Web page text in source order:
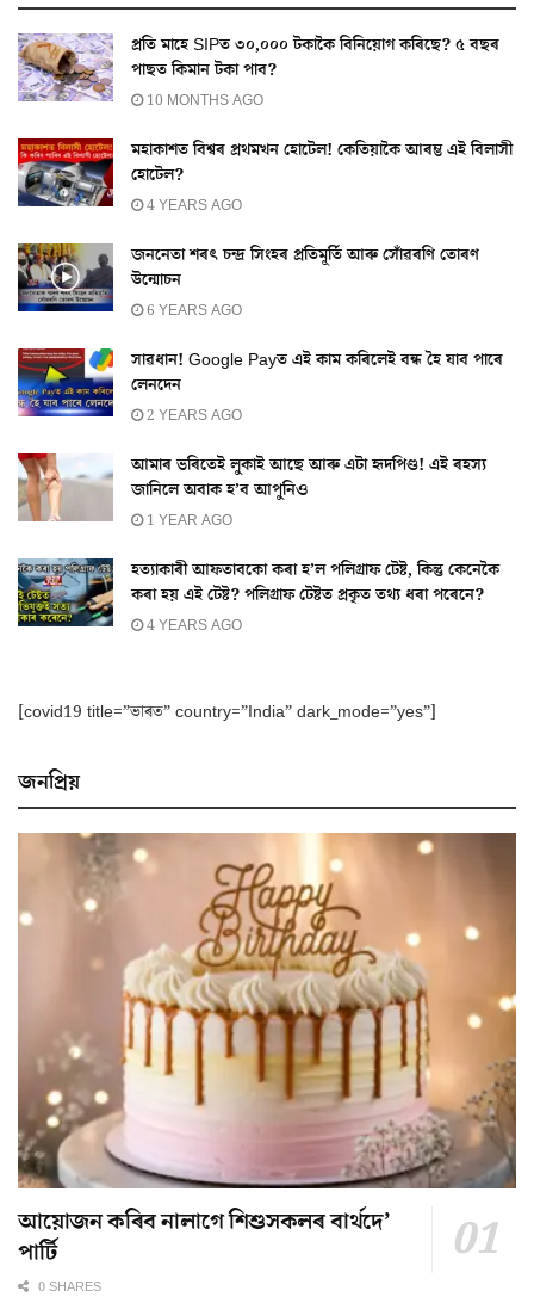
প্ৰতি মাহে SIPত ৩০,০০০ টকাকৈ বিনিয়োগ কৰিছে? ৫ বছৰ
পাছত কিমান টকা পাব?
10 MONTHS AGO
মহাকাশত বিশ্বৰ প্ৰথমখন হোটেল! কেতিয়াকৈ আৰম্ভ এই বিলাসী
হোটেল?
4 YEARS AGO
জননেতা শৰৎ চন্দ্ৰ সিংহৰ প্ৰতিমূৰ্তি আৰু সোঁৱৰণি তোৰণ
উন্মোচন
6 YEARS AGO
সাৱধান! Google Payত এই কাম কৰিলেই বন্ধ হৈ যাব পাৰে
লেনদেন
2 YEARS AGO
আমাৰ ভৰিতেই লুকাই আছে আৰু এটা হৃদপিণ্ড! এই ৰহস্য
জানিলে অবাক হ’ব আপুনিও
1 YEAR AGO
হত্যাকাৰী আফতাবকো কৰা হ’ল পলিগ্ৰাফ টেষ্ট, কিন্তু কেনেকৈ
কৰা হয় এই টেষ্ট? পলিগ্ৰাফ টেষ্টত প্ৰকৃত তথ্য ধৰা পৰেনে?
4 YEARS AGO
[covid19 title=”ভাৰত” country=”India” dark_mode=”yes”]
জনপ্ৰিয়
আয়োজন কৰিব নালাগে শিশুসকলৰ বাৰ্থদে’
পাৰ্টি
0 SHARES